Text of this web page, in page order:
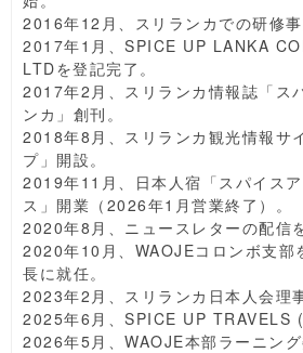
2016年12月、スリランカでの研修事
2017年1月、SPICE UP LANKA
LTDを登記完了。
2017年2月、スリランカ情報誌「ス
ンカ」創刊。
2018年8月、スリランカ観光情報サ
プ」開設。
2019年11月、日本人宿「スパイス
ス」開業（2026年1月営業終了）。
2020年8月、ニュースレターの配信
2020年10月、WAOJEコロンボ支部
長に就任。
2023年2月、スリランカ日本人会理
2025年6月、SPICE UP TRAVELS
2026年5月、WAOJE本部ラーニング